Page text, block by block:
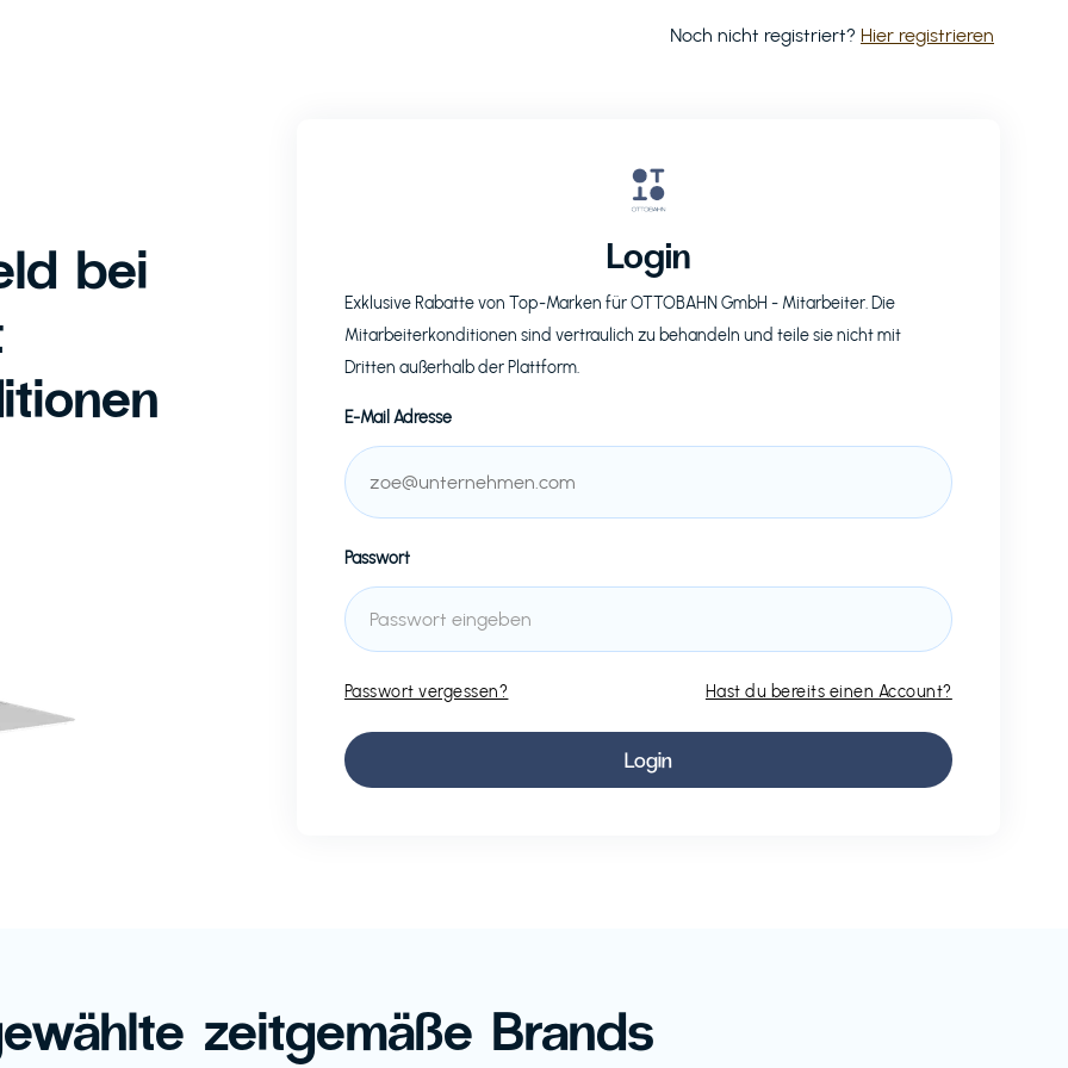
Noch nicht registriert? Hier registrieren
bei
Login
Exklusive Rabatte von Top-Marken fürOTTOBAHN GmbH - Mitarbeiter. Die
Mitarbeiterkonditionen sind vertraulich zu behandeln und teile sie nicht mit
Dritten außerhalb der Plattform.
E-Mail Adresse
Passwort
Passwort vergessen? Hast du bereits einen Account?
zeitgemäße Brands